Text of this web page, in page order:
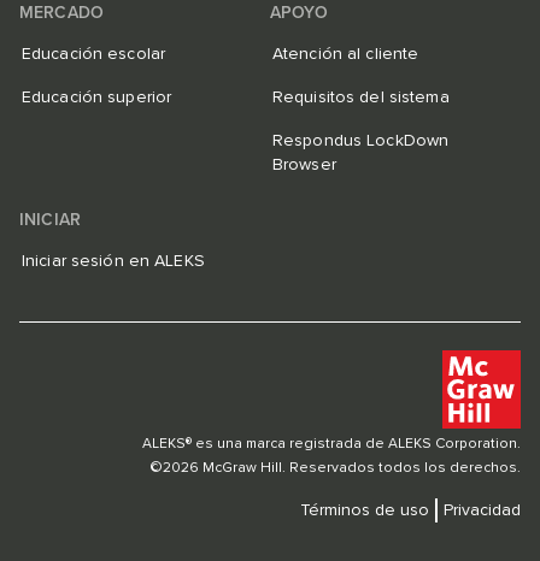
MERCADO
Educación escolar
Educación superior
APOYO
Atención al cliente
Requisitos del sistema
Respondus LockDown
Browser
INICIAR
Iniciar sesión en ALEKS
ALEKS® es una marca registrada de ALEKS Corporation.
©2026 McGraw Hill. Reservados todos los derechos.
Términos de uso Privacidad